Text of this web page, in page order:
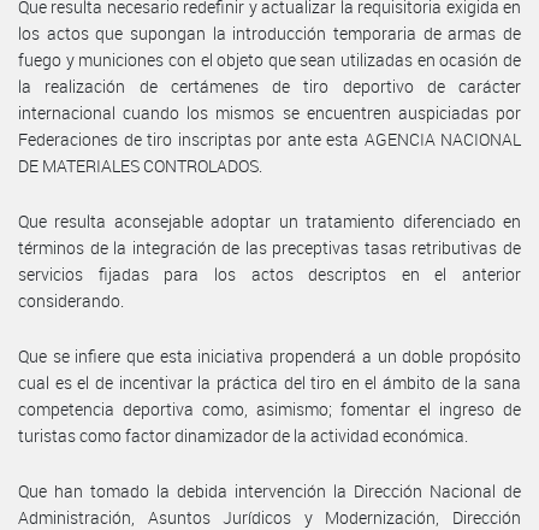
Que resulta necesario redefinir y actualizar la requisitoria exigida en
los actos que supongan la introducción temporaria de armas de
fuego y municiones con el objeto que sean utilizadas en ocasión de
la realización de certámenes de tiro deportivo de carácter
internacional cuando los mismos se encuentren auspiciadas por
Federaciones de tiro inscriptas por ante esta AGENCIA NACIONAL
DE MATERIALES CONTROLADOS.
Que resulta aconsejable adoptar un tratamiento diferenciado en
términos de la integración de las preceptivas tasas retributivas de
servicios fijadas para los actos descriptos en el anterior
considerando.
Que se infiere que esta iniciativa propenderá a un doble propósito
cual es el de incentivar la práctica del tiro en el ámbito de la sana
competencia deportiva como, asimismo; fomentar el ingreso de
turistas como factor dinamizador de la actividad económica.
Que han tomado la debida intervención la Dirección Nacional de
Administración, Asuntos Jurídicos y Modernización, Dirección